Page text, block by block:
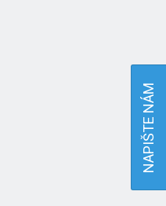
NAPIŠTE NÁM